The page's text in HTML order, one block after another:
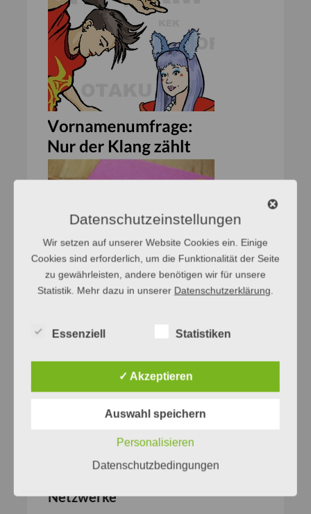
Netzwerke
Datenschutzeinstellungen
Wir setzen auf unserer Website Cookies ein. Einige
Cookies sind erforderlich, um die Funktionalität der Seite
zu gewährleisten, andere benötigen wir für unsere
Statistik. Mehr dazu in unserer Datenschutzerklärung
Essenziell Statistiken
✓ Akzeptieren
Auswahl speichern
Personalisieren
Datenschutzbedingungen